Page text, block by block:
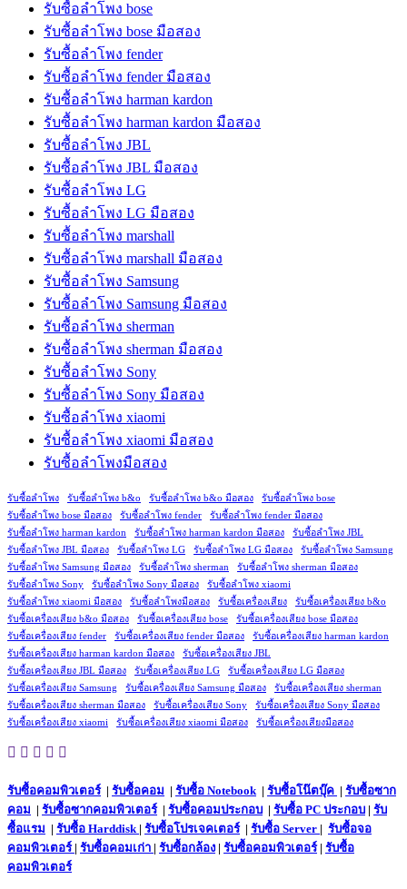
รับซื้อลำโพง bose
รับซื้อลำโพง bose มือสอง
รับซื้อลำโพง fender
รับซื้อลำโพง fender มือสอง
รับซื้อลำโพง harman kardon
รับซื้อลำโพง harman kardon มือสอง
รับซื้อลำโพง JBL
รับซื้อลำโพง JBL มือสอง
รับซื้อลำโพง LG
รับซื้อลำโพง LG มือสอง
รับซื้อลำโพง marshall
รับซื้อลำโพง marshall มือสอง
รับซื้อลำโพง Samsung
รับซื้อลำโพง Samsung มือสอง
รับซื้อลำโพง sherman
รับซื้อลำโพง sherman มือสอง
รับซื้อลำโพง Sony
รับซื้อลำโพง Sony มือสอง
รับซื้อลำโพง xiaomi
รับซื้อลำโพง xiaomi มือสอง
รับซื้อลำโพงมือสอง
รับซื้อลำโพง รับซื้อลำโพง b&o รับซื้อลำโพง b&o มือสอง
รับซื้อลำโพง bose
รับซื้อลำโพง bose มือสอง
รับซื้อลำโพง fender
รับซื้อลำโพง fender มือสอง
รับซื้อลำโพง harman kardon
รับซื้อลำโพง harman kardon มือสอง
รับซื้อลำโพง JBL
รับซื้อลำโพง JBL มือสอง
รับซื้อลำโพง LG รับซื้อลำโพง LG มือสอง
รับซื้อลำโพง Samsung
รับซื้อลำโพง Samsung มือสอง
รับซื้อลำโพง sherman
รับซื้อลำโพง sherman มือสอง
รับซื้อลำโพง Sony
รับซื้อลำโพง Sony มือสอง
รับซื้อลำโพง xiaomi
รับซื้อลำโพง xiaomi มือสอง
รับซื้อลำโพงมือสอง รับซื้อเครื่องเสียง
รับซื้อเครื่องเสียง b&o
รับซื้อเครื่องเสียง b&o มือสอง
รับซื้อเครื่องเสียง bose
รับซื้อเครื่องเสียง bose มือสอง
รับซื้อเครื่องเสียง fender
รับซื้อเครื่องเสียง fender มือสอง
รับซื้อเครื่องเสียง harman kardon
รับซื้อเครื่องเสียง harman kardon มือสอง
รับซื้อเครื่องเสียง JBL
รับซื้อเครื่องเสียง JBL มือสอง
รับซื้อเครื่องเสียง LG
รับซื้อเครื่องเสียง LG มือสอง
รับซื้อเครื่องเสียง Samsung
รับซื้อเครื่องเสียง Samsung มือสอง
รับซื้อเครื่องเสียง sherman
รับซื้อเครื่องเสียง sherman มือสอง
รับซื้อเครื่องเสียง Sony
รับซื้อเครื่องเสียง Sony มือสอง
รับซื้อเครื่องเสียง xiaomi
รับซื้อเครื่องเสียง xiaomi มือสอง รับซื้อเครื่องเสียงมือสอง
รับซื้อคอมพิวเตอร์| รับซื้อคอม | รับซื้อ Notebook| รับซื้อโน๊ตบุ๊ค | รับซื้อซาก
คอม | รับซื้อซากคอมพิวเตอร์| รับซื้อคอมประกอบ | รับซื้อ PC ประกอบ | รับ
ซื้อแรม | รับซื้อ Harddisk | รับซื้อโปรเจคเตอร์| รับซื้อ Server | รับซื้อจอ
คอมพิวเตอร์ | รับซื้อคอมเก่า | รับซื้อกล้อง | รับซื้อคอมพิวเตอร์| รับซื้อ
คอมพิวเตอร์